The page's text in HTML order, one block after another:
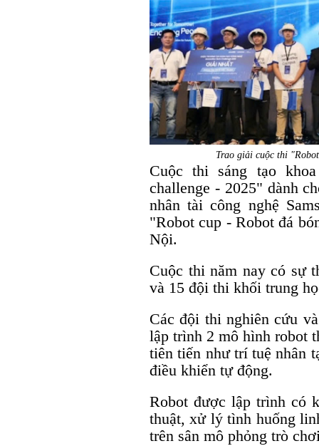
Trao giải cuộc thi
Cuộc thi sáng tạo
challenge - 2025" dành
nhân tài công nghệ
"Robot cup - Robot đá
Nội.
Cuộc thi năm nay có sự
và 15 đội thi khối trung
Các đội thi nghiên cứu
lập trình 2 mô hình robot
tiên tiến như trí tuệ nhân
điều khiển tự động.
Robot được lập trình có
thuật, xử lý tình huống
trên sân mô phỏng trò